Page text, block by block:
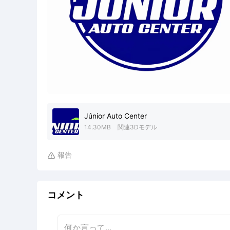
Júnior Auto Center
14.30MB 関連3Dモデル
 報告
コメント